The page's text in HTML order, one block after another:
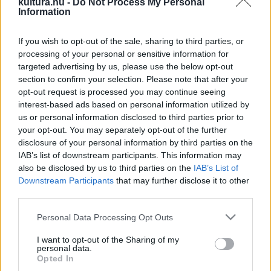
kultura.hu - Do Not Process My Personal
Information
If you wish to opt-out of the sale, sharing to third parties, or
processing of your personal or sensitive information for
targeted advertising by us, please use the below opt-out
section to confirm your selection. Please note that after your
opt-out request is processed you may continue seeing
interest-based ads based on personal information utilized by
us or personal information disclosed to third parties prior to
your opt-out. You may separately opt-out of the further
disclosure of your personal information by third parties on the
IAB’s list of downstream participants. This information may
also be disclosed by us to third parties on the IAB’s List of
Downstream Participants that may further disclose it to other
Please note that this website/app uses one or more Google
not limited to your visit or usage behaviour. You may click to
grant or deny consent to Google and its third-party tags to
use your data for below specified purposes in below Google
Personal Data Processing Opt Outs
I want to opt-out of the Sharing of my
personal data.
Opted In
jelezve, hogy a programban Váczi Lilla médiaművész és Áfra
csatlakozott a kezdeményezéshez. Debrecen
csatlakozásával az online kiállítás 25 partnervárosra és 50
művészre bővült.
Faro szeretne 2027-ben lesz Európa egyik kulturális
fővárosa lenni. A szervezők úgy döntöttek, hogy európai
városokat hívnak meg azért, hogy megörökítsék a közelmúlt
példátlan történéseit egy fotóművész lencséjén és egy író
szavain keresztül. A művészek munkáinak eredményét a
europeathome.eu oldal mutatja be, ahol a látogató nemcsak
az alkotásokhoz fér hozzá, hanem a résztvevő városokról
és művészekről is kaphat információt. A projekt olyan
városokat tömörít, ahol a kultúra kiemelt szerepet kap, a